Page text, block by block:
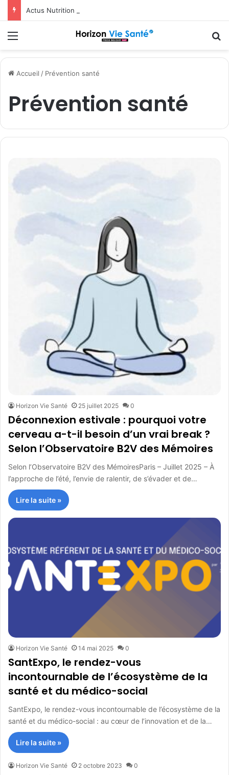
Actus Nutrition obtient le statut Certified B Corporation™
Menu
Accueil / Prévention santé
Prévention santé
Horizon Vie Santé 25 juillet 2025 0
Déconnexion estivale : pourquoi votre
cerveau a-t-il besoin d’un vrai break ?
Selon l’Observatoire B2V des Mémoires
Selon l’Observatoire B2V des MémoiresParis – Juillet 2025 – À
l’approche de l’été, l’envie de ralentir, de s’évader et de…
Lire la suite »
Horizon Vie Santé 14 mai 2025 0
SantExpo, le rendez-vous
incontournable de l’écosystème de la
santé et du médico-social
SantExpo, le rendez-vous incontournable de l’écosystème de la
santé et du médico-social : au cœur de l’innovation et de la…
Lire la suite »
Horizon Vie Santé 2 octobre 2023 0